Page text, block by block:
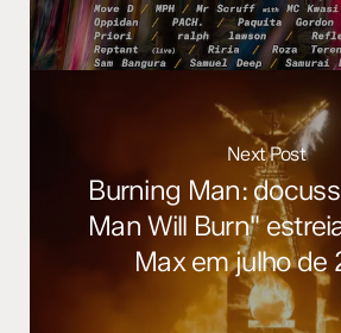
Next Post
Burning Man:
Man Will Burn"
Max em julho de